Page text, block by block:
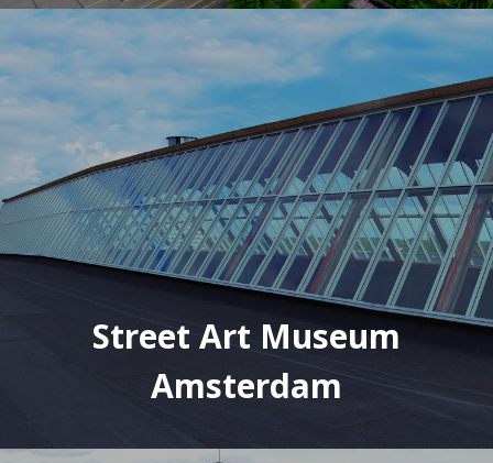
Street Art Museum
Amsterdam